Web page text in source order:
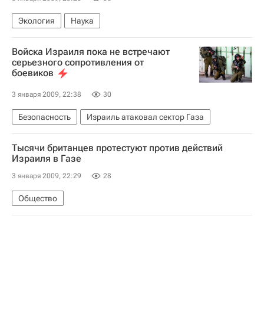
Экология Наука
Войска Израиля пока не встречают
серьезного сопротивления от
боевиков
3 января 2009, 22:38 30
Безопасность Израиль атаковал сектор Газа
Тысячи британцев протестуют против действий
Израиля в Газе
3 января 2009, 22:29 28
Общество